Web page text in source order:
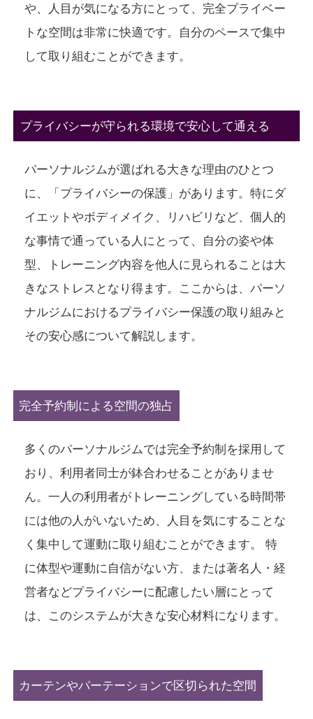
や、人目が気になる方にとって、完全プライベー
トな空間は非常に快適です。自分のペースで集中
して取り組むことができます。
プライバシーが守られる環境で安心して通える
パーソナルジムが選ばれる大きな理由のひとつ
に、「プライバシーの保護」があります。特にダ
イエットやボディメイク、リハビリなど、個人的
な事情で通っている人にとって、自分の姿や体
型、トレーニング内容を他人に見られることは大
きなストレスとなり得ます。ここからは、パーソ
ナルジムにおけるプライバシー保護の取り組みと
その安心感について解説します。
完全予約制による空間の独占
多くのパーソナルジムでは完全予約制を採用して
おり、利用者同士が鉢合わせることがありませ
ん。一人の利用者がトレーニングしている時間帯
には他の人がいないため、人目を気にすることな
く集中して運動に取り組むことができます。 特
に体型や運動に自信がない方、または著名人・経
営者などプライバシーに配慮したい層にとって
は、このシステムが大きな安心材料になります。
カーテンやパーテーションで区切られた空間